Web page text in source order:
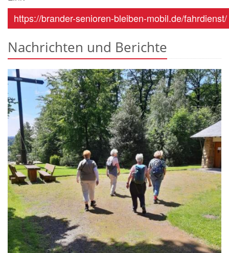
https://brander-senioren-bleiben-mobil.de/fahrdienst/
Nachrichten und Berichte